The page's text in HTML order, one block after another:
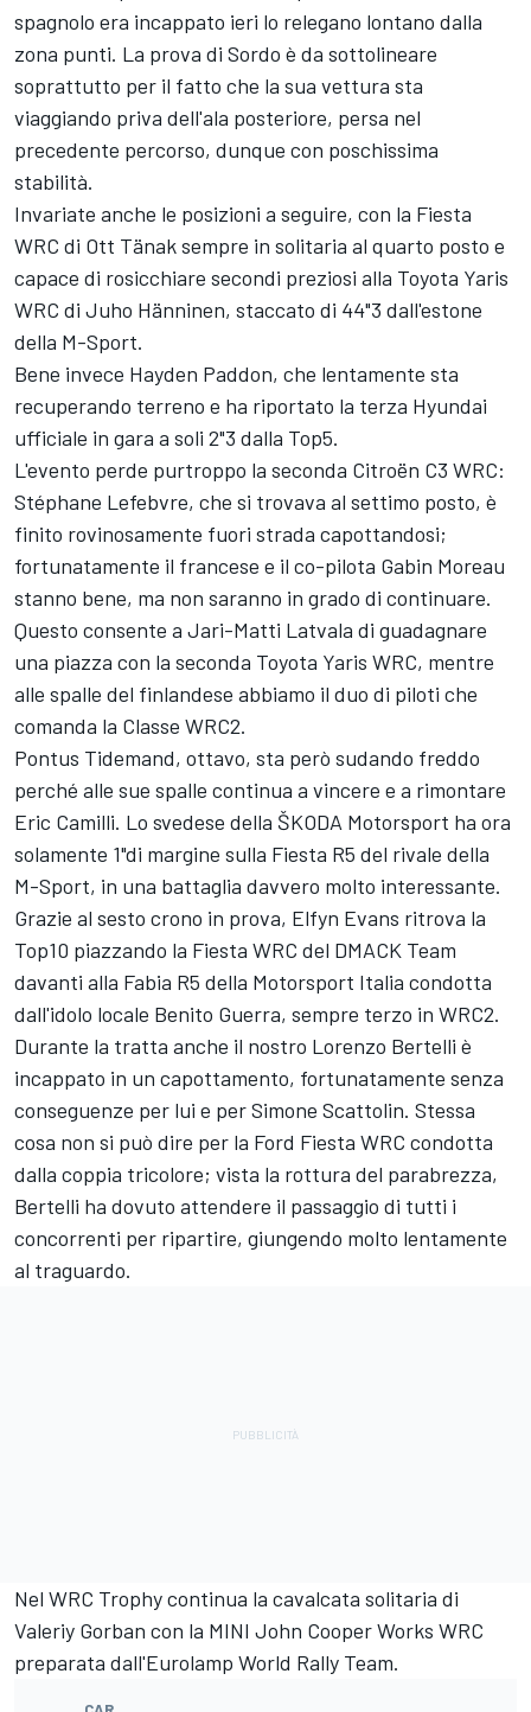
spagnolo era incappato ieri lo relegano lontano dalla
zona punti. La prova di Sordo è da sottolineare
soprattutto per il fatto che la sua vettura sta
viaggiando priva dell'ala posteriore, persa nel
precedente percorso, dunque con poschissima
stabilità.
Invariate anche le posizioni a seguire, con la Fiesta
WRC di Ott Tänak sempre in solitaria al quarto posto e
capace di rosicchiare secondi preziosi alla Toyota Yaris
WRC di Juho Hänninen, staccato di 44"3 dall'estone
della M-Sport.
Bene invece Hayden Paddon, che lentamente sta
recuperando terreno e ha riportato la terza Hyundai
ufficiale in gara a soli 2"3 dalla Top5.
L'evento perde purtroppo la seconda Citroën C3 WRC:
Stéphane Lefebvre, che si trovava al settimo posto, è
finito rovinosamente fuori strada capottandosi;
fortunatamente il francese e il co-pilota Gabin Moreau
stanno bene, ma non saranno in grado di continuare.
Questo consente a Jari-Matti Latvala di guadagnare
una piazza con la seconda Toyota Yaris WRC, mentre
alle spalle del finlandese abbiamo il duo di piloti che
comanda la Classe WRC2.
Pontus Tidemand, ottavo, sta però sudando freddo
perché alle sue spalle continua a vincere e a rimontare
Eric Camilli. Lo svedese della ŠKODA Motorsport ha ora
solamente 1"di margine sulla Fiesta R5 del rivale della
M-Sport, in una battaglia davvero molto interessante.
Grazie al sesto crono in prova, Elfyn Evans ritrova la
Top10 piazzando la Fiesta WRC del DMACK Team
davanti alla Fabia R5 della Motorsport Italia condotta
dall'idolo locale Benito Guerra, sempre terzo in WRC2.
Durante la tratta anche il nostro Lorenzo Bertelli è
incappato in un capottamento, fortunatamente senza
conseguenze per lui e per Simone Scattolin. Stessa
cosa non si può dire per la Ford Fiesta WRC condotta
dalla coppia tricolore; vista la rottura del parabrezza,
Bertelli ha dovuto attendere il passaggio di tutti i
concorrenti per ripartire, giungendo molto lentamente
al traguardo.
Nel WRC Trophy continua la cavalcata solitaria di
Valeriy Gorban con la MINI John Cooper Works WRC
preparata dall'Eurolamp World Rally Team.